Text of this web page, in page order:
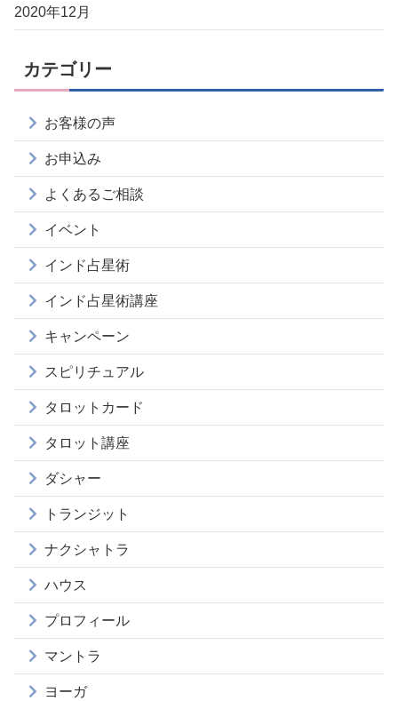
2020年12月
カテゴリー
お客様の声
お申込み
よくあるご相談
イベント
インド占星術
インド占星術講座
キャンペーン
スピリチュアル
タロットカード
タロット講座
ダシャー
トランジット
ナクシャトラ
ハウス
プロフィール
マントラ
ヨーガ